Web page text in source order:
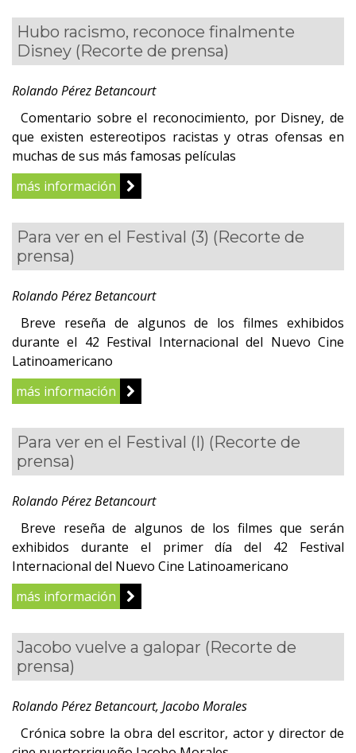
Hubo racismo, reconoce finalmente
Disney (Recorte de prensa)
Rolando Pérez Betancourt
Comentario sobre el reconocimiento, por Disney, de
que existen estereotipos racistas y otras ofensas en
muchas de sus más famosas películas
más información
Para ver en el Festival (3) (Recorte de
prensa)
Rolando Pérez Betancourt
Breve reseña de algunos de los filmes exhibidos
durante el 42 Festival Internacional del Nuevo Cine
Latinoamericano
más información
Para ver en el Festival (I) (Recorte de
prensa)
Rolando Pérez Betancourt
Breve reseña de algunos de los filmes que serán
exhibidos durante el primer día del 42 Festival
Internacional del Nuevo Cine Latinoamericano
más información
Jacobo vuelve a galopar (Recorte de
prensa)
Rolando Pérez Betancourt, Jacobo Morales
Crónica sobre la obra del escritor, actor y director de